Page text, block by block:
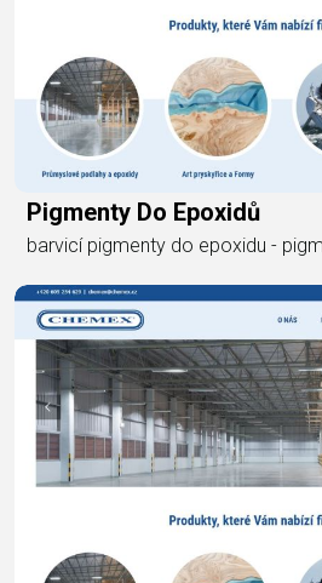
Pigmenty Do Epoxidů
barvicí pigmenty do epoxidu -